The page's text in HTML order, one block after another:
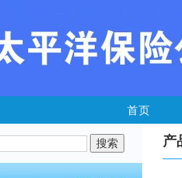
首页
产